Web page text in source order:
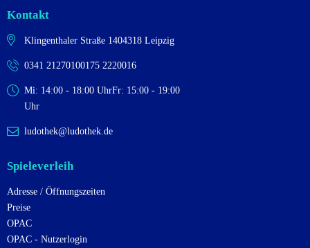
Kontakt
Klingenthaler Straße 1404318 Leipzig
0341 21270100175 2220016
Mi: 14:00 - 18:00 UhrFr: 15:00 - 19:00
Uhr
ludothek@ludothek.de
Spieleverleih
Adresse / Öffnungszeiten
Preise
OPAC
OPAC - Nutzerlogin